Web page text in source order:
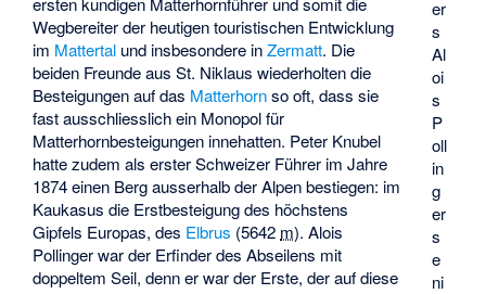
er
s
Al
oi
s
P
oll
in
g
er
s
e
ni
Wegbereiter der heutigen touristischen Entwicklung
im Mattertal und insbesondere inZermatt. Die
beiden Freunde aus St. Niklaus wiederholten die
Besteigungen auf das Matterhornso oft, dass sie
fast ausschliesslich ein Monopol für
Matterhornbesteigungen innehatten. Peter Knubel
hatte zudem als erster Schweizer Führer im Jahre
1874 einen Berg ausserhalb der Alpen bestiegen: im
Kaukasus die Erstbesteigung des höchstens
Gipfels Europas, des Elbrus (5642 m). Alois
Pollinger war der Erfinder des Abseilens mit
doppeltem Seil, denn er war der Erste, der auf diese